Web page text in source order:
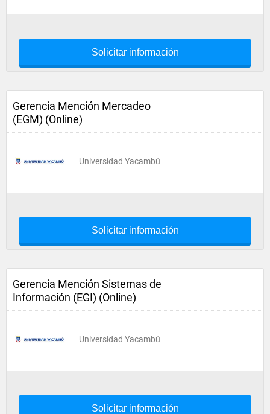
Solicitar información
Gerencia Mención Mercadeo
(EGM) (Online)
Universidad Yacambú
Solicitar información
Gerencia Mención Sistemas de
Información (EGI) (Online)
Universidad Yacambú
Solicitar información